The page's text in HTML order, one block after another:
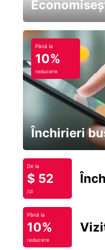
Până la
10%
reducere
Închirieri
De la
$ 52
/zi
Până la
10%
reducere